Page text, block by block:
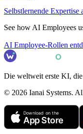
Selbstlernende Expertise
See how AI Employees
AI Employee-Rollen
Die weltweit erste KI,
© 2026 Ianai Systems.